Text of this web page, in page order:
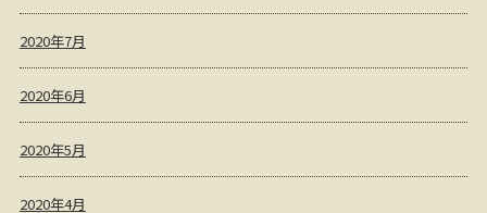
2020年7月
2020年6月
2020年5月
2020年4月